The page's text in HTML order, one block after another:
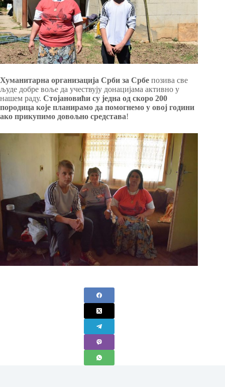
Хуманитарна организација Срби за Србе позива све
људе добре воље да учествују донацијама активно у
нашем раду. Стојановићи су једна од скоро 200
породица које планирамо да помогнемо у овој години
ако прикупимо довољно средстава!